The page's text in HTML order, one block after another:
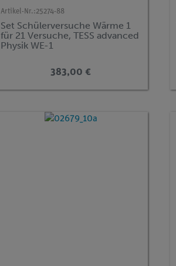
Artikel-Nr.:25274-88
Set Schülerversuche Wärme 1
für 21 Versuche, TESS advanced
Physik WE-1
383,00 €